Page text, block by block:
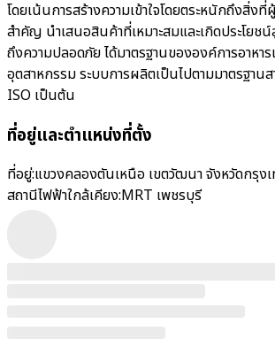
โดยเน้นการสร้างความเข้าใจโดยตระหนักถึงสิ่ง
สำคัญ นำเสนอสินค้าที่เหมาะสมและเกิดประโย
ถึงความปลอดภัย ได้มาตรฐานขององค์การอาหา
อุตสาหกรรม ระบบการผลิตเป็นไปตามมาตรฐาน
ISO เป็นต้น
ที่อยู่และตำแหน่งที่ตั้ง
ที่อยู่:แขวงคลองตันเหนือ เขตวัฒนา จังหวัดกรุง
สถานีไฟฟ้าใกล้เคียง:MRT เพชรบุรี